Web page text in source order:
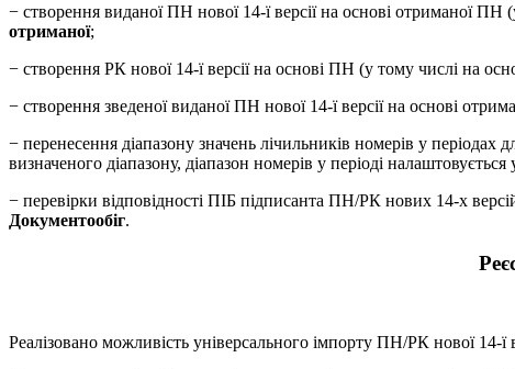
− створення виданої ПН нової 14-ї версії на основі отриманої
отриманої;
− створення РК нової 14-ї версії на основі ПН (у тому числі на
− створення зведеної виданої ПН нової 14-ї версії на основі
− перенесення діапазону значень лічильників номерів у
визначеного діапазону, діапазон номерів у періоді
− перевірки відповідності ПІБ підписанта ПН/РК нових 14-х версій
Документообіг.
Реалізовано можливість універсального імпорту ПН/РК нової 14-ї